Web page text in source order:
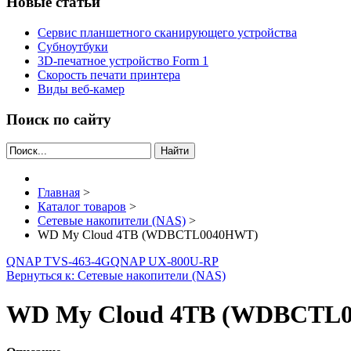
Сервис планшетного сканирующего устройства
Субноутбуки
3D-печатное устройство Form 1
Скорость печати принтера
Виды веб-камер
Поиск по сайту
Найти
Главная >
Каталог товаров >
Сетевые накопители (NAS) >
WD My Cloud 4TB (WDBCTL0040HWT)
QNAP TVS-463-4GQNAP UX-800U-RP
Вернуться к: Сетевые накопители (NAS)
WD My Cloud 4TB